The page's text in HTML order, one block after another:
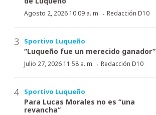
Agosto 2, 2026 10:09 a. m. · Redacción D10
Sportivo Luqueño
“Luqueño fue un merecido ganador”
Julio 27, 2026 11:58 a. m. · Redacción D10
Sportivo Luqueño
Para Lucas Morales no es “una
revancha”